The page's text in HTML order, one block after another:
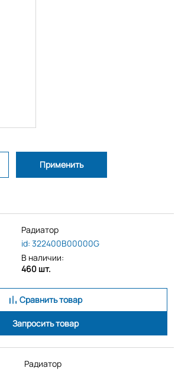
Радиатор
id: 322400B00000G
В наличии:
460 шт.
Сравнить товар
Запросить товар
Радиатор